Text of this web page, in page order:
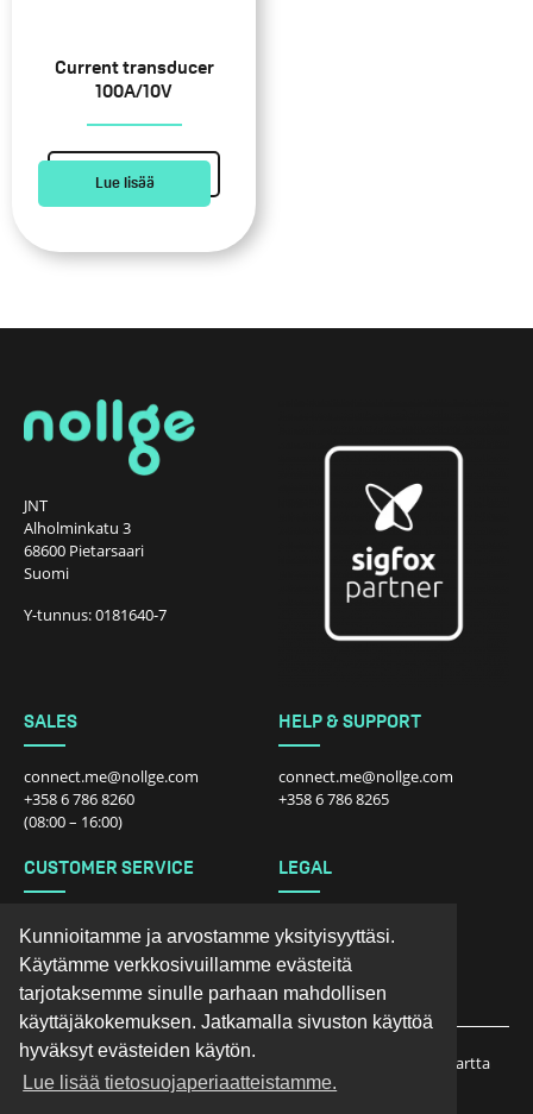
Kunnioitamme ja arvostamme yksityisyyttäsi.
Käytämme verkkosivuillamme evästeitä
tarjotaksemme sinulle parhaan mahdollisen
käyttäjäkokemuksen. Jatkamalla sivuston käyttöä
hyväksyt evästeiden käytön.
Lue lisää tietosuojaperiaatteistamme.
Current transducer
100A/10V
Lue lisää
JNT
Alholminkatu 3
68600 Pietarsaari
Suomi
Y-tunnus: 0181640-7
SALES
connect.me@nollge.com
+358 6 786 8260
(08:00 – 16:00)
HELP & SUPPORT
connect.me@nollge.com
+358 6 786 8265
CUSTOMER SERVICE
+358 6 786 8260
LEGAL
Myyntiehdot kuluttajalle
Myyntiehdot yrityksille
Palautukset
Etusivu Tuotteet Peittokartta